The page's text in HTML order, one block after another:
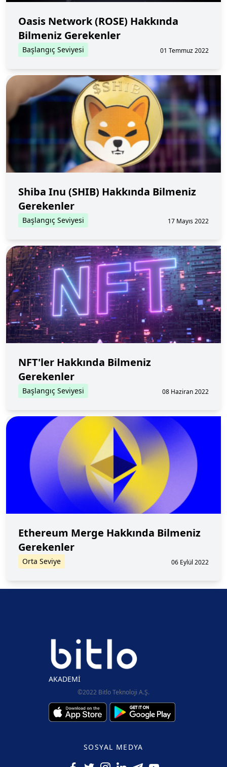
Oasis Network (ROSE) Hakkında
Bilmeniz Gerekenler
Başlangıç Seviyesi 01 Temmuz 2022
Shiba Inu (SHIB) Hakkında Bilmeniz
Gerekenler
Başlangıç Seviyesi 17 Mayıs 2022
NFT'ler Hakkında Bilmeniz
Gerekenler
Başlangıç Seviyesi 08 Haziran 2022
Ethereum Merge Hakkında Bilmeniz
Gerekenler
Orta Seviye 06 Eylül 2022
AKADEMİ
©2022 Bitlo Teknoloji A.Ş.
SOSYAL MEDYA